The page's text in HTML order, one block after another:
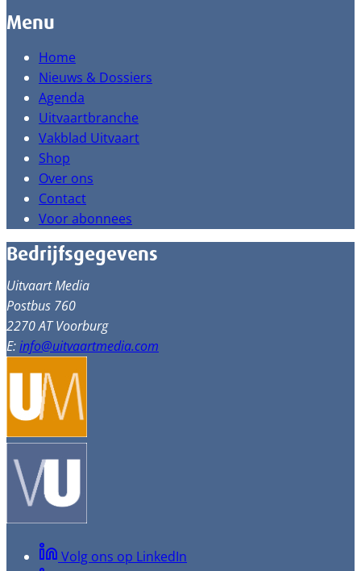
Menu
Home
Nieuws & Dossiers
Agenda
Uitvaartbranche
Vakblad Uitvaart
Shop
Over ons
Contact
Voor abonnees
Bedrijfsgegevens
Uitvaart Media
Postbus 760
2270 AT Voorburg
E:info@uitvaartmedia.com
Volg ons op LinkedIn